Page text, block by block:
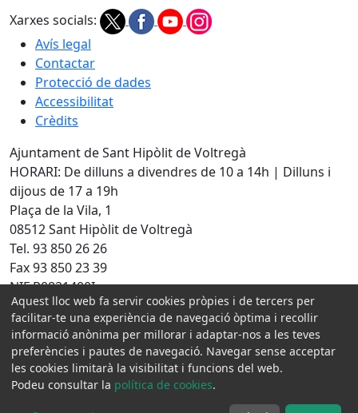
Xarxes socials:
Avís legal
Contactar
Protecció de dades
Accessibilitat
Crèdits
Ajuntament de Sant Hipòlit de Voltregà
HORARI: De dilluns a divendres de 10 a 14h | Dilluns i
dijous de 17 a 19h
Plaça de la Vila, 1
08512 Sant Hipòlit de Voltregà
Tel. 93 850 26 26
Fax 93 850 23 39
NIF P0821400I
Amb la col·laboració de:
Aquest lloc web fa servir cookies pròpies i de tercers per
facilitar-te una experiència de navegació òptima i recollir
informació anònima per millorar i adaptar-nos a les teves
preferències i pautes de navegació. Navegar sense acceptar
les cookies limitarà la visibilitat i funcions del web.
Podeu consultar la política de cookies.